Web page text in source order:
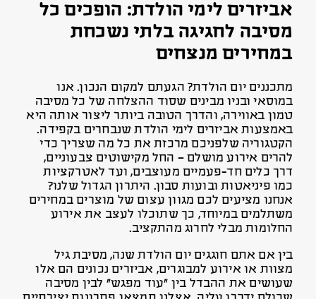
אביזרים לימי הולדת: הופכים כל
מסיבה לחגיגה בלתי נשכחת
במחירים מנצחים
מתכננים יום הולדת? הגעתם למקום הנכון. אנו
במוסאי ובניו מבינים שסוד ההצלחה של כל מסיבה
טמון באווירה, והדרך הטובה ביותר ליצור אותה היא
באמצעות אביזרים לימי הולדת שנבחרים בקפידה.
הקטגוריה שלפניכם מרכזת את כל מה שצריך כדי
להרים אירוע מושלם – החל מקישוטים צבעוניים,
דרך כלים חד-פעמיים מעוצבים, ועד לאטרקציות
כמו פיניאטות ובועות סבון. היתרון הגדול שלנו?
אנחנו מציעים לכם מגוון עצום של מוצרים במחירים
משתלמים במיוחד, כך שתוכלו לעצב את אירוע
החלומות מבלי לחרוג מהתקציב.
בין אם אתם חוגגים יום הולדת שנה, מסיבת גיל
מצוות או אירוע למבוגרים, אביזרים נכונים הם אלו
שעושים את ההבדל בין “עוד מפגש” לבין מסיבה